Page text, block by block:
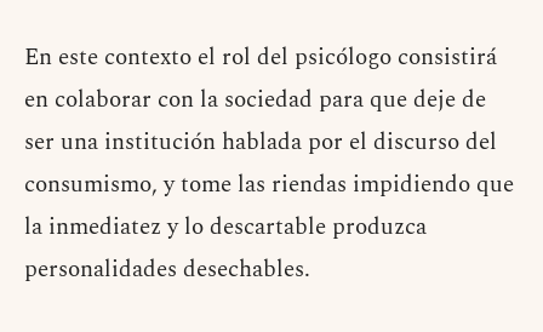
En este contexto el rol del psicólogo consistirá
en colaborar con la sociedad para que deje de
ser una institución hablada por el discurso del
consumismo, y tome las riendas impidiendo que
la inmediatez y lo descartable produzca
personalidades desechables.